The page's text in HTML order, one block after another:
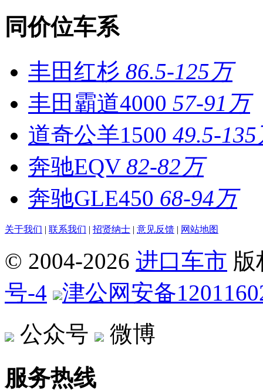
同价位车系
丰田红杉 86.5-125万
丰田霸道4000 57-91万
道奇公羊1500 49.5-135
奔驰EQV 82-82万
奔驰GLE450 68-94万
关于我们 | 联系我们 | 招贤纳士 | 意见反馈 | 网站地图
© 2004-2026 进口车市
号-4
津公网安备
公众号
微博
服务热线